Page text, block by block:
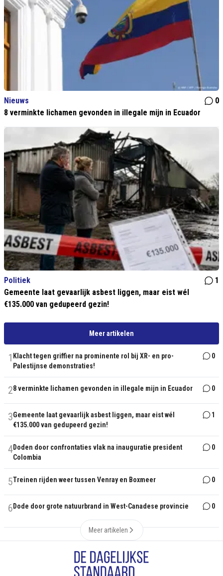
Nieuws
0
8 verminkte lichamen gevonden in illegale mijn in Ecuador
Politiek
1
Gemeente laat gevaarlijk asbest liggen, maar eist wél
€135.000 van gedupeerd gezin!
Meer artikelen
1 Klacht tegen griffier na prominente rol bij XR- en pro-
Palestijnse demonstraties!
0
28 verminkte lichamen gevonden in illegale mijn in Ecuador 0
3Gemeente laat gevaarlijk asbest liggen, maar eist wél
€135.000 van gedupeerd gezin!
1
4Doden door confrontaties vlak na inauguratie president
Colombia
0
5Treinen rijden weer tussen Venray en Boxmeer 0
6 Dode door grote natuurbrand in West-Canadese provincie 0
Meer artikelen